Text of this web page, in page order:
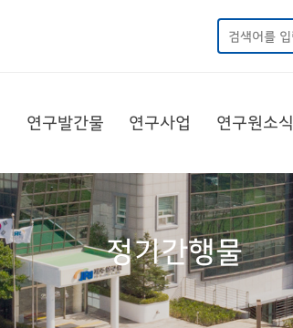
연구발간물 연구사업 연구원소식
정기간행물